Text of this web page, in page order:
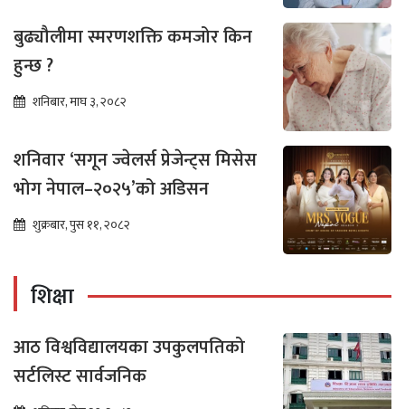
बुढ्यौलीमा स्मरणशक्ति कमजोर किन
हुन्छ ?
शनिबार, माघ ३, २०८२
शनिवार ‘सगून ज्वेलर्स प्रेजेन्ट्स मिसेस
भोग नेपाल–२०२५’को अडिसन
शुक्रबार, पुस ११, २०८२
शिक्षा
आठ विश्वविद्यालयका उपकुलपतिको
सर्टलिस्ट सार्वजनिक